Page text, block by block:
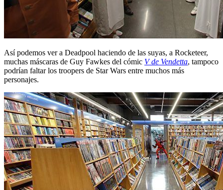
Así podemos ver a Deadpool haciendo de las suyas, a Rocketeer,
muchas máscaras de Guy Fawkes del cómic V de Vendetta, tampoco
podrían faltar los troopers de Star Wars entre muchos más
personajes.